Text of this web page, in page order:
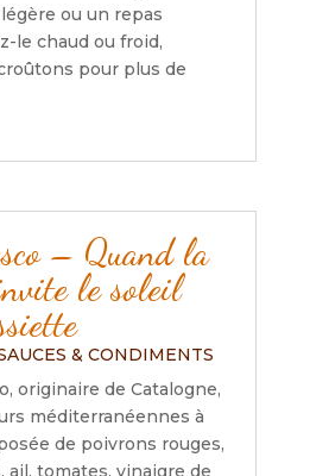
ou un repas
le chaud ou froid,
pour plus de
– Quand la
le soleil
& CONDIMENTS
originaire de Catalogne,
méditerranéennes à
de poivrons rouges,
ail, tomates, vinaigre de